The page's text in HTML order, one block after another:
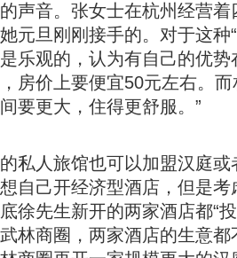
声音。张女士在杭州经营
元旦刚刚接手的。对于这种
乐观的，认为有自己的优势
房价上要便宜50元左右。
要更大，住得更舒服。”
人旅馆也可以加盟汉庭或
自己开经济型酒店，但是
徐先生新开的两家酒店都“
林商圈，两家酒店的生意